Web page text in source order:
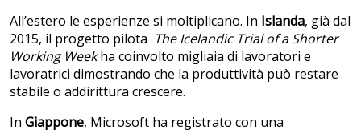
All’estero le esperienze si moltiplicano. In Islanda, già dal
2015, il progetto pilota The Icelandic Trial of a Shorter
Working Weekha coinvolto migliaia di lavoratori e
lavoratrici dimostrando che la produttività può restare
stabile o addirittura crescere.
In Giappone, Microsoft ha registrato con una